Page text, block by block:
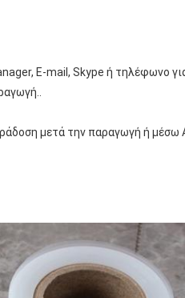
E-mail, Skype ή τηλέφωνο
μετά την παραγωγή ή μέσω